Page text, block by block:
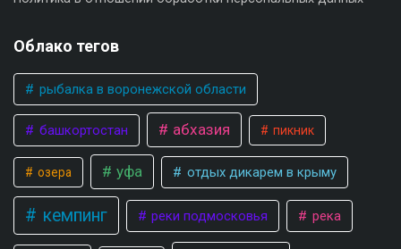
Облако тегов
рыбалка в воронежской области
башкортостан абхазия пикник
озера уфа отдых дикарем в крыму
кемпинг реки подмосковья река